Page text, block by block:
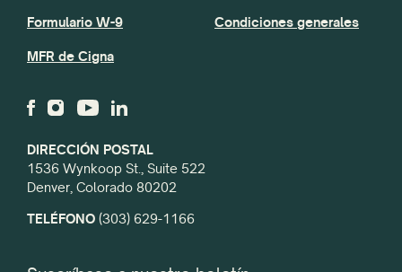
DIRECCIÓN POSTAL
1536 Wynkoop St., Suite 522
Denver, Colorado 80202
TELÉFONO (303) 629-1166
Formulario W-9
MFR de Cigna
Condiciones generales